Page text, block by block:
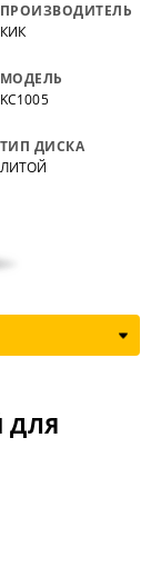
ПРОИЗВОДИТЕЛЬ
КИК
МОДЕЛЬ
KC1005
ТИП ДИСКА
ЛИТОЙ
ДЛЯ